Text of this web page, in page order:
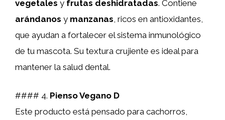
vegetales y frutas deshidratadas. Contiene
arándanos y manzanas , ricos en antioxidantes,
que ayudan a fortalecer el sistema inmunológico
de tu mascota. Su textura crujiente es ideal para
mantener la salud dental.
#### 4. Pienso Vegano D
Este producto está pensado para cachorros,